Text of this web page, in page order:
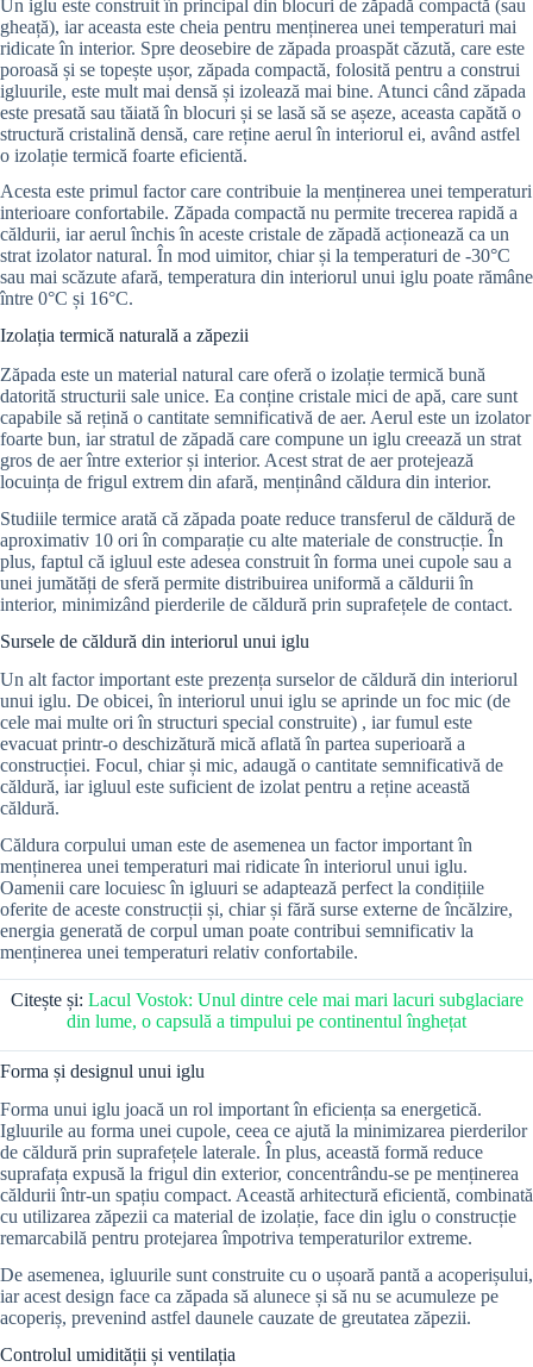
Un iglu este construit în principal din blocuri de zăpadă compactă (sau
gheață), iar aceasta este cheia pentru menținerea unei temperaturi mai
ridicate în interior. Spre deosebire de zăpada proaspăt căzută, care este
poroasă și se topește ușor, zăpada compactă, folosită pentru a construi
igluurile, este mult mai densă și izolează mai bine. Atunci când zăpada
este presată sau tăiată în blocuri și se lasă să se așeze, aceasta capătă o
structură cristalină densă, care reține aerul în interiorul ei, având astfel
o izolație termică foarte eficientă.
Acesta este primul factor care contribuie la menținerea unei temperaturi
interioare confortabile. Zăpada compactă nu permite trecerea rapidă a
căldurii, iar aerul închis în aceste cristale de zăpadă acționează ca un
strat izolator natural. În mod uimitor, chiar și la temperaturi de -30°C
sau mai scăzute afară, temperatura din interiorul unui iglu poate rămâne
între 0°C și 16°C.
Izolația termică naturală a zăpezii
Zăpada este un material natural care oferă o izolație termică bună
datorită structurii sale unice. Ea conține cristale mici de apă, care sunt
capabile să rețină o cantitate semnificativă de aer. Aerul este un izolator
foarte bun, iar stratul de zăpadă care compune un iglu creează un strat
gros de aer între exterior și interior. Acest strat de aer protejează
locuința de frigul extrem din afară, menținând căldura din interior.
Studiile termice arată că zăpada poate reduce transferul de căldură de
aproximativ 10 ori în comparație cu alte materiale de construcție. În
plus, faptul că igluul este adesea construit în forma unei cupole sau a
unei jumătăți de sferă permite distribuirea uniformă a căldurii în
interior, minimizând pierderile de căldură prin suprafețele de contact.
Sursele de căldură din interiorul unui iglu
Un alt factor important este prezența surselor de căldură din interiorul
unui iglu. De obicei, în interiorul unui iglu se aprinde un foc mic (de
cele mai multe ori în structuri special construite) , iar fumul este
evacuat printr-o deschizătură mică aflată în partea superioară a
construcției. Focul, chiar și mic, adaugă o cantitate semnificativă de
căldură, iar igluul este suficient de izolat pentru a reține această
căldură.
Căldura corpului uman este de asemenea un factor important în
menținerea unei temperaturi mai ridicate în interiorul unui iglu.
Oamenii care locuiesc în igluuri se adaptează perfect la condițiile
oferite de aceste construcții și, chiar și fără surse externe de încălzire,
energia generată de corpul uman poate contribui semnificativ la
menținerea unei temperaturi relativ confortabile.
Citește și: Lacul Vostok: Unul dintre cele mai mari lacuri subglaciare
din lume, o capsulă a timpului pe continentul înghețat
Forma și designul unui iglu
Forma unui iglu joacă un rol important în eficiența sa energetică.
Igluurile au forma unei cupole, ceea ce ajută la minimizarea pierderilor
de căldură prin suprafețele laterale. În plus, această formă reduce
suprafața expusă la frigul din exterior, concentrându-se pe menținerea
căldurii într-un spațiu compact. Această arhitectură eficientă, combinată
cu utilizarea zăpezii ca material de izolație, face din iglu o construcție
remarcabilă pentru protejarea împotriva temperaturilor extreme.
De asemenea, igluurile sunt construite cu o ușoară pantă a acoperișului,
iar acest design face ca zăpada să alunece și să nu se acumuleze pe
acoperiș, prevenind astfel daunele cauzate de greutatea zăpezii.
Controlul umidității și ventilația